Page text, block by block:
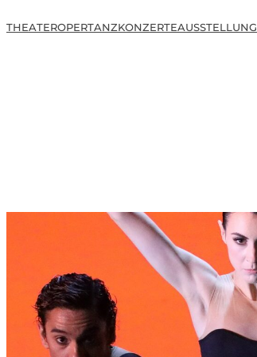
THEATEROPERTANZKONZERTEAUSSTELLUNG